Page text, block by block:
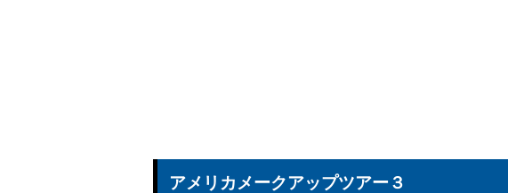
アメリカメークアップツアー３